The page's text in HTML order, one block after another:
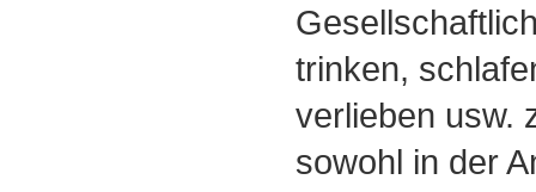
trinken,
verlieben usw.
sowohl in der